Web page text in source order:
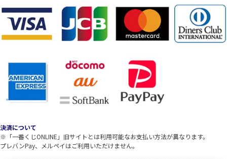
決済について
※「一番くじONLINE」旧サイトとは利用可能なお支払い方法が異なります。
プレバンPay、メルペイはご利用いただけません。